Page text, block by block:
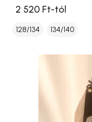
2 520 Ft-tól
128/134 134/140